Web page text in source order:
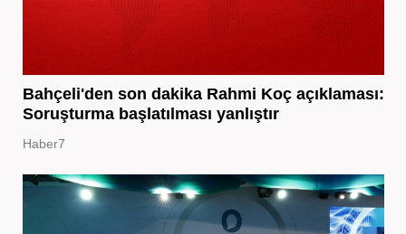
Bahçeli'den son dakika Rahmi Koç açıklaması:
Soruşturma başlatılması yanlıştır
Haber7